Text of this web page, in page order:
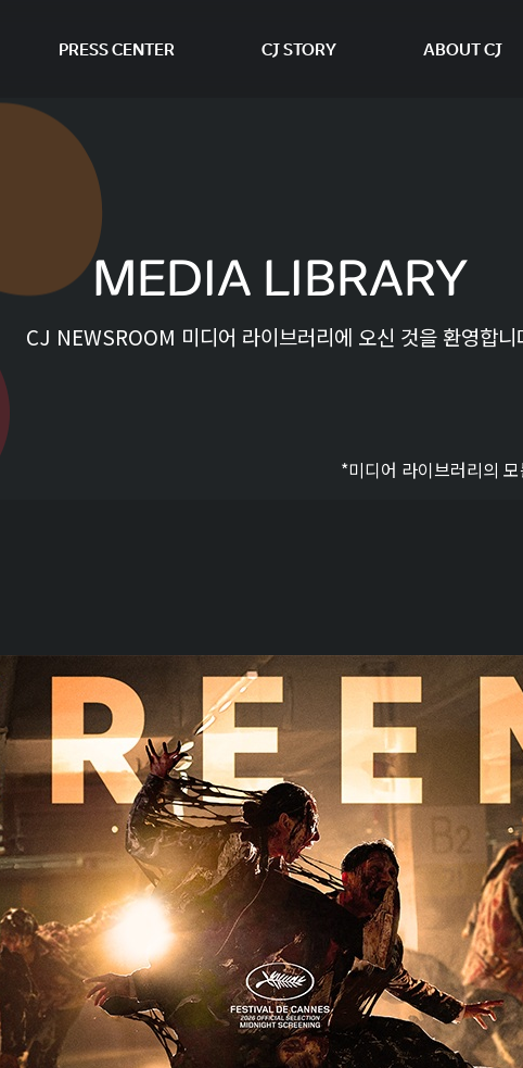
PRESS CENTER CJ STORY ABOUT CJ
MEDIA LIBRARY
CJ NEWSROOM 미디어 라이브러리에 오신 것을 환영합니
*미디어 라이브러리의